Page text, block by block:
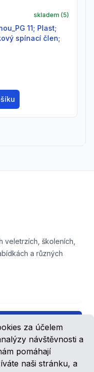
za účelem
návštěvnosti a
pomáhají
naši stránku, a
skladem (5)
spínací člen;
veletrzích, školeních,
a různých